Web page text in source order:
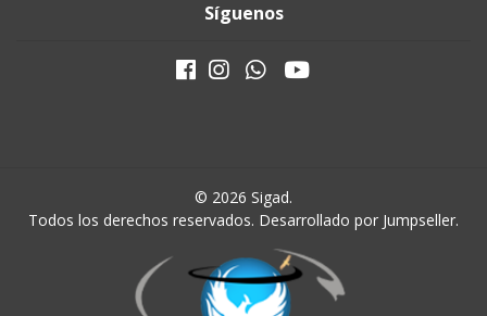
Síguenos
© 2026 Sigad.
Todos los derechos reservados. Desarrollado por Jumpseller.